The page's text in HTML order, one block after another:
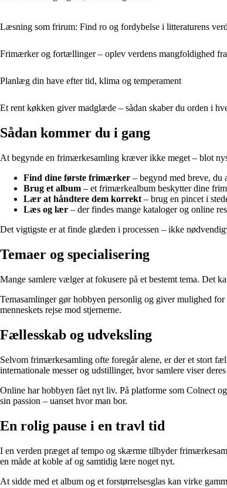
Læsning som frirum: Find ro og fordybelse i litteraturens
Frimærker og fortællinger – oplev verdens mangfoldighed
Planlæg din have efter tid, klima og temperament
Et rent køkken giver madglæde – sådan skaber du orden i
Sådan kommer du i gang
At begynde en frimærkesamling kræver ikke meget – blot
Find dine første frimærker – begynd med breve, du
Brug et album – et frimærkealbum beskytter dine
Lær at håndtere dem korrekt – brug en pincet i
Læs og lær – der findes mange kataloger og online
Det vigtigste er at finde glæden i processen – ikke
Temaer og specialisering
Mange samlere vælger at fokusere på et bestemt tema. Det
Temasamlinger gør hobbyen personlig og giver mulighed
menneskets rejse mod stjernerne.
Fællesskab og udveksling
Selvom frimærkesamling ofte foregår alene, er der et stort
internationale messer og udstillinger, hvor samlere viser
Online har hobbyen fået nyt liv. På platforme som Colnect
sin passion – uanset hvor man bor.
En rolig pause i en travl tid
I en verden præget af tempo og skærme tilbyder
en måde at koble af og samtidig lære noget nyt.
At sidde med et album og et forstørrelsesglas kan virke